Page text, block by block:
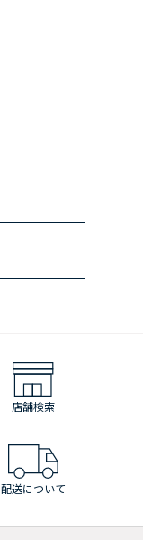
店舗検索
配送について